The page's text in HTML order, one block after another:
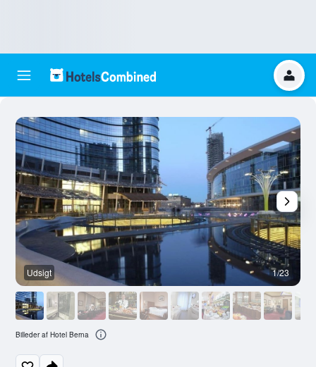
Udsigt 1/23
Billeder af Hotel Berna